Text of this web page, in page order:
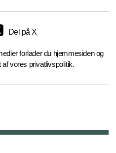
Del på X
forlader du hjemmesiden og
vores privatlivspolitik.